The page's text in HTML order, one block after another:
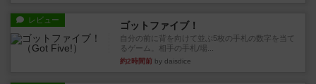
レビュー ゴットファイブ！
自分の前に背を向けて並ぶ5枚の手札の数字を当て
るゲーム。相手の手札/場...
約2時間前 by daisdice